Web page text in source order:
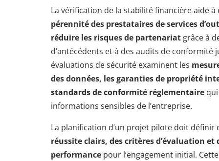
La vérification de la stabilité financière aide à
pérennité des prestataires de services
réduire les risques de partenariat grâce à
d’antécédents et à des audits de conformité
évaluations de sécurité examinent les
des données, les garanties de propriété
standards de conformité réglementaire
informations sensibles de l’entreprise.
La planification d’un projet pilote doit définir
réussite clairs, des critères d’évaluation et
performance pour l’engagement initial.